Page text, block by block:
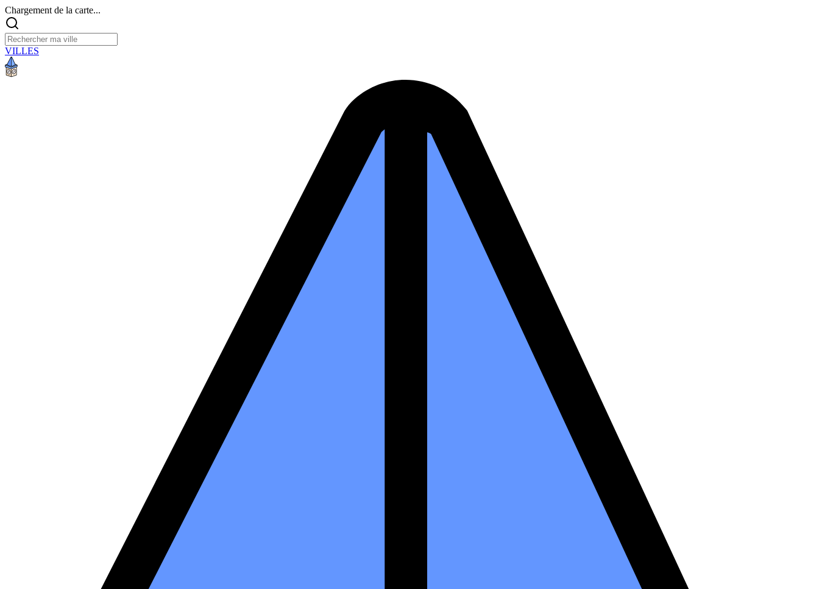
Chargement de la carte...
VILLES